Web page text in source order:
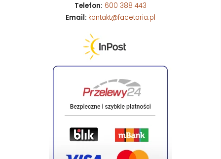
Telefon: 600 388 443
Email: kontakt@facetaria.pl